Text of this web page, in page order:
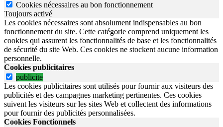
Cookies nécessaires au bon fonctionnement
Toujours activé
Les cookies nécessaires sont absolument indispensables au bon
fonctionnement du site. Cette catégorie comprend uniquement les
cookies qui assurent les fonctionnalités de base et les fonctionnalités
de sécurité du site Web. Ces cookies ne stockent aucune information
personnelle.
Cookies publicitaires
publicite
Les cookies publicitaires sont utilisés pour fournir aux visiteurs des
publicités et des campagnes marketing pertinentes. Ces cookies
suivent les visiteurs sur les sites Web et collectent des informations
pour fournir des publicités personnalisées.
Cookies Fonctionnels